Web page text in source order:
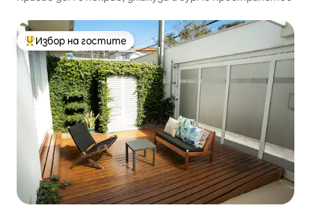
Най-популярен избор на гостите
Избор на гостите